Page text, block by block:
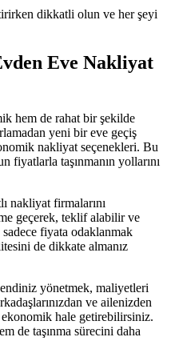
dikkatli olun ve her şeyi
Eve Nakliyat
hem de rahat bir şekilde
yeni bir eve geçiş
nakliyat seçenekleri. Bu
fiyatlarla taşınmanın yollarını
nakliyat firmalarını
geçerek, teklif alabilir ve
fiyata odaklanmak
de dikkate almanız
yönetmek, maliyetleri
ve ailenizden
ekonomik hale getirebilirsiniz.
de taşınma sürecini daha